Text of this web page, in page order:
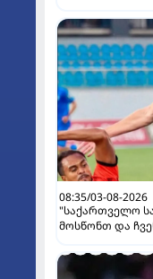
08:35/03-08-2026
"საქართველო
მოსწონთ და